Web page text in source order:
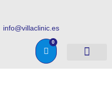
info@villaclinic.es
0